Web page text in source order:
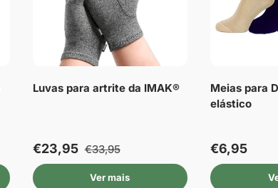
Luvas para artrite da IMAK®
€23,95 €33,95
Ver mais
Meias para
elástico
€6,95